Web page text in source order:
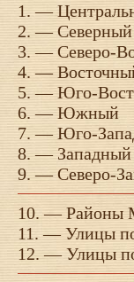
1. —
2. —Северный
3. —Северо-
4. —
5. —Юго-
6. —Южный
7. —Юго-
8. —Западный
9. —Северо-
10. —Районы
11. —Улицы
12. —Улицы